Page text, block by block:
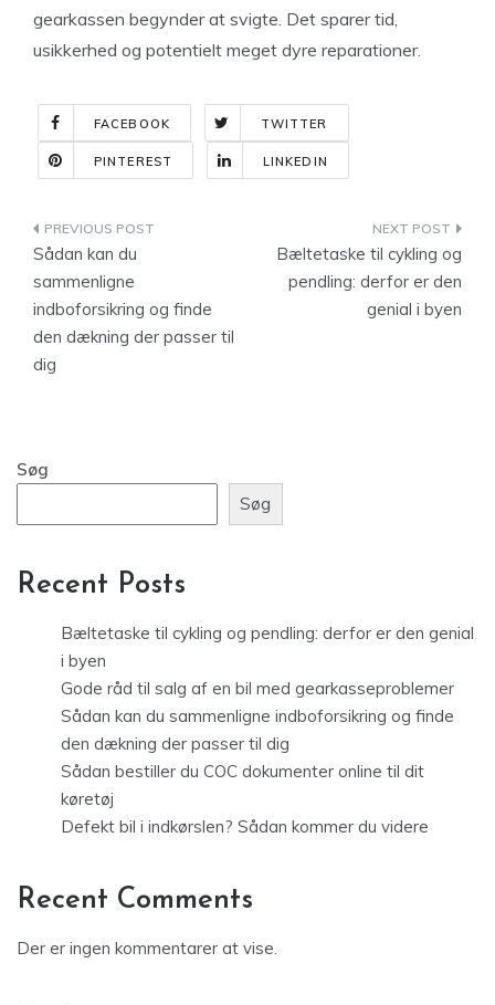
gearkassen begynder at svigte. Det sparer tid,
usikkerhed og potentielt meget dyre reparationer.
FACEBOOK TWITTER
PINTEREST LINKEDIN
Indlægsnavigation
Sådan kan du
sammenligne
indboforsikring og finde
den dækning der passer til
dig
Bæltetaske til cykling og
pendling: derfor er den
genial i byen
Søg
Søg
Recent Posts
Bæltetaske til cykling og pendling: derfor er den genial
i byen
Gode råd til salg af en bil med gearkasseproblemer
Sådan kan du sammenligne indboforsikring og finde
den dækning der passer til dig
Sådan bestiller du COC dokumenter online til dit
køretøj
Defekt bil i indkørslen? Sådan kommer du videre
Recent Comments
Der er ingen kommentarer at vise.